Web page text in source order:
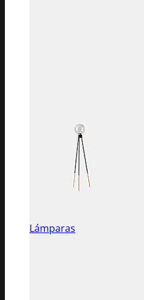
Lámparas